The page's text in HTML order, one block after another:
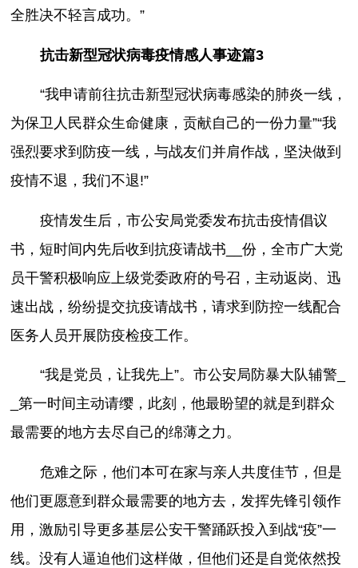
全胜决不轻言成功。”
抗击新型冠状病毒疫情感人事迹篇3
“我申请前往抗击新型冠状病毒感染的肺炎一线，
为保卫人民群众生命健康，贡献自己的一份力量”“我
强烈要求到防疫一线，与战友们并肩作战，坚決做到
疫情不退，我们不退!”
疫情发生后，市公安局党委发布抗击疫情倡议
书，短时间内先后收到抗疫请战书__份，全市广大党
员干警积极响应上级党委政府的号召，主动返岗、迅
速出战，纷纷提交抗疫请战书，请求到防控一线配合
医务人员开展防疫检疫工作。
“我是党员，让我先上”。市公安局防暴大队辅警_
_第一时间主动请缨，此刻，他最盼望的就是到群众
最需要的地方去尽自己的绵薄之力。
危难之际，他们本可在家与亲人共度佳节，但是
他们更愿意到群众最需要的地方去，发挥先锋引领作
用，激励引导更多基层公安干警踊跃投入到战“疫”一
线。没有人逼迫他们这样做，但他们还是自觉依然投